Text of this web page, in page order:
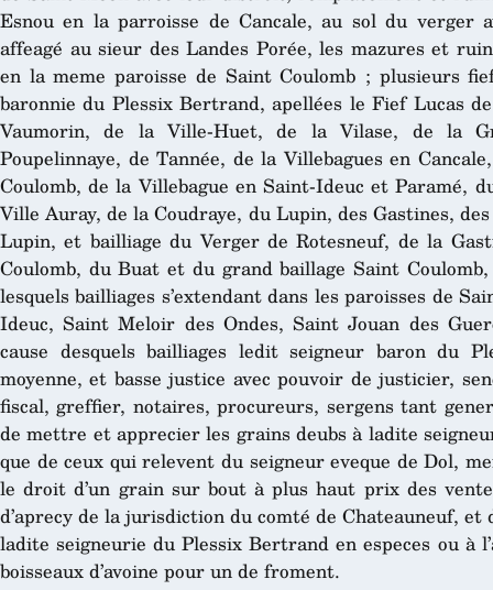
Esnou en la parroisse de Cancale, au sol du verger
affeagé au sieur des Landes Porée, les mazures et
en la meme paroisse de Saint Coulomb ; plusieurs
baronnie du Plessix Bertrand, apellées le Fief Lucas
Vaumorin, de la Ville-Huet, de la Vilase, de la
Poupelinnaye, de Tannée, de la Villebagues en
Coulomb, de la Villebague en Saint-Ideuc et Paramé,
Ville Auray, de la Coudraye, du Lupin, des Gastines,
Lupin, et bailliage du Verger de Rotesneuf, de la
Coulomb, du Buat et du grand baillage Saint
lesquels bailliages s’extendant dans les paroisses de
Ideuc, Saint Meloir des Ondes, Saint Jouan des
cause desquels bailliages ledit seigneur baron du
moyenne, et basse justice avec pouvoir de justicier,
fiscal, greffier, notaires, procureurs, sergens tant
de mettre et apprecier les grains deubs à ladite
que de ceux qui relevent du seigneur eveque de Dol,
le droit d’un grain sur bout à plus haut prix des
d’aprecy de la jurisdiction du comté de Chateauneuf, et
ladite seigneurie du Plessix Bertrand en especes ou à
boisseaux d’avoine pour un de froment.